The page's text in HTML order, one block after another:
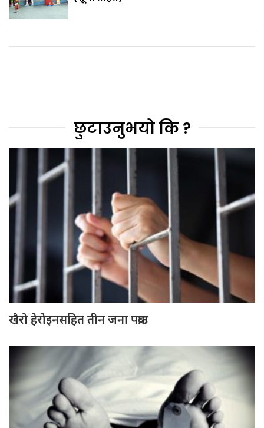
छुटाउनुभयो कि ?
खैरो हेरोइनसहित तीन जना पक्राउ